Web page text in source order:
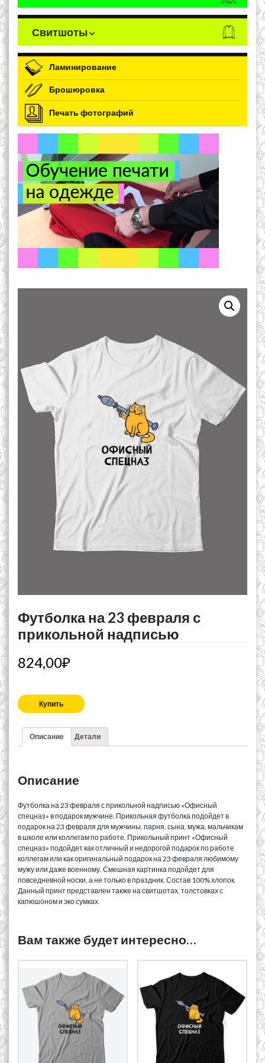
Свитшоты
Ламинирование
Брошюровка
Печать фотографий
Футболка на 23 февраля с
прикольной надписью
824,00₽
Купить
Описание Детали
Описание
Футболка на 23 февраля с прикольной надписью «Офисный
спецназ» в подарок мужчине. Прикольная футболка подойдет в
подарок на 23 февраля для мужчины, парня, сына, мужа, мальчикам
в школе или коллегам по работе. Прикольный принт «Офисный
спецназ» подойдет как отличный и недорогой подарок по работе
коллегам или как оригинальный подарок на 23 февраля любимому
мужу или даже военному. Смешная картинка подойдет для
повседневной носки, а не только в праздник. Состав 100% хлопок.
Данный принт представлен также на свитшотах, толстовках с
капюшоном и эко сумках.
Вам также будет интересно…